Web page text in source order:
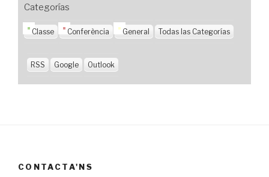
o
n
e
Categorías
Classe Conferència General Todas las Categorías
RSS Google Outlook
CONTACTA'NS